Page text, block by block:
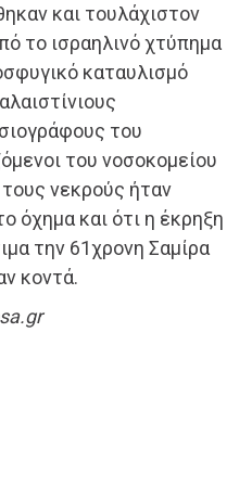
και τουλάχιστον
το ισραηλινό χτύπημα
καταυλισμό
του
του νοσοκομείου
νεκρούς ήταν
όχημα και ότι η έκρηξη
την 61χρονη Σαμίρα
κοντά.